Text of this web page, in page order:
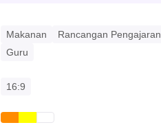
Makanan
Rancangan Pengajaran
Guru
16:9
orangeyellowwhite